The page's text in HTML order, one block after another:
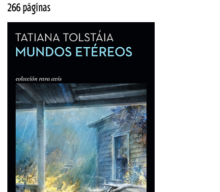
266 páginas